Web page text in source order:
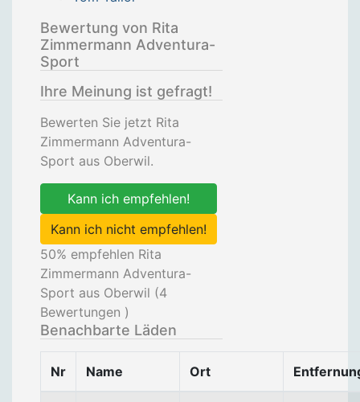
Bewertung von Rita
Zimmermann Adventura-
Sport
Ihre Meinung ist gefragt!
Bewerten Sie jetzt Rita
Zimmermann Adventura-
Sport aus Oberwil.
Kann ich empfehlen!
Kann ich nicht empfehlen!
50% empfehlen Rita
Zimmermann Adventura-
Sport aus Oberwil (4
Bewertungen )
Benachbarte Läden
Nr Name Ort